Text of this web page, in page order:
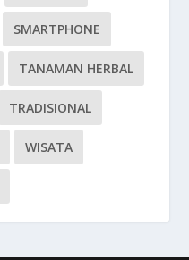
SMARTPHONE
TANAMAN HERBAL
TRADISIONAL
WISATA